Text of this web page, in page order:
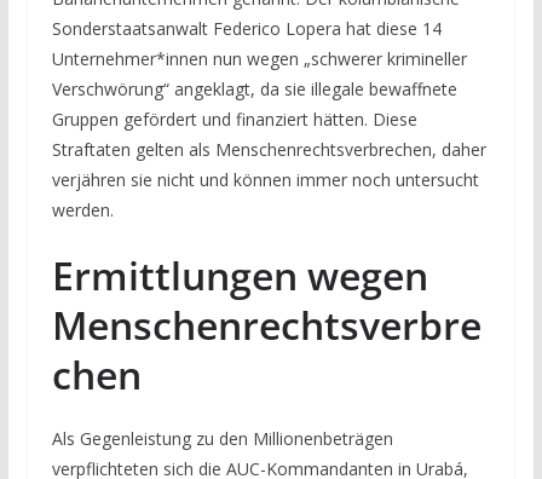
Sonderstaatsanwalt Federico Lopera hat diese 14
Unternehmer*innen nun wegen „schwerer krimineller
Verschwörung“ angeklagt, da sie illegale bewaffnete
Gruppen gefördert und finanziert hätten. Diese
Straftaten gelten als Menschenrechtsverbrechen, daher
verjähren sie nicht und können immer noch untersucht
werden.
Ermittlungen wegen
Menschenrechtsverbre
chen
Als Gegenleistung zu den Millionenbeträgen
verpflichteten sich die AUC-Kommandanten in Urabá,